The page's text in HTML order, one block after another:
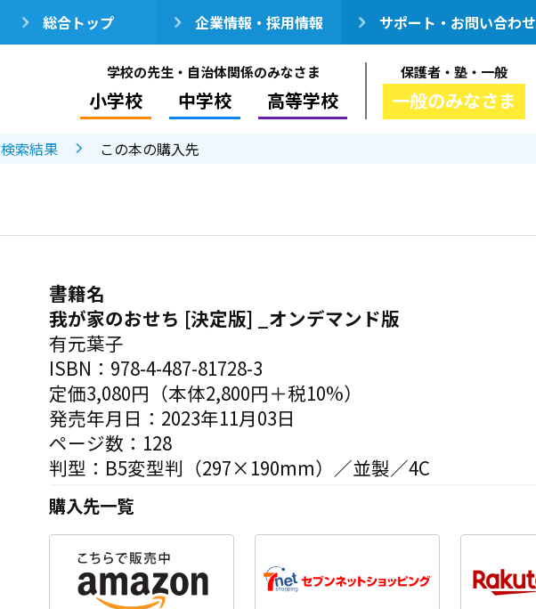
総合トップ 企業情報・採用情報 サポート・お問い合わせ
学校の先生・自治体関係のみなさま
小学校 中学校 高等学校
保護者・塾・一般
一般のみなさま
検索結果 この本の購入先
書籍名
我が家のおせち [決定版] _オンデマンド版
有元葉子
ISBN：978-4-487-81728-3
定価3,080円（本体2,800円＋税10%）
発売年月日：2023年11月03日
ページ数：128
判型：B5変型判（297×190mm）／並製／4C
購入先一覧